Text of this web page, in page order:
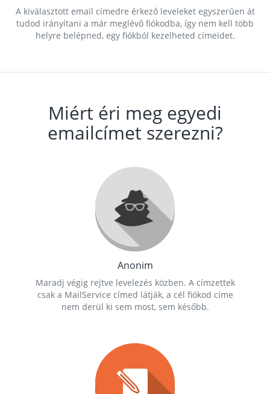
A kiválasztott email címedre érkező leveleket egyszerűen át
tudod irányítani a már meglévő fiókodba, így nem kell több
helyre belépned, egy fiókból kezelheted címeidet.
Miért éri meg egyedi
emailcímet szerezni?
Anonim
Maradj végig rejtve levelezés közben. A címzettek
csak a MailService címed látják, a cél fiókod címe
nem derül ki sem most, sem később.